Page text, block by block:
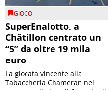
GIOCO
SuperEnalotto, a
Châtillon centrato un
“5” da oltre 19 mila
euro
La giocata vincente alla
Tabaccheria Chameran nel